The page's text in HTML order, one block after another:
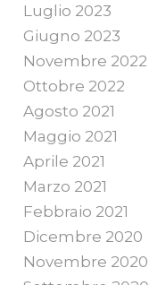
Luglio 2023
Giugno 2023
Novembre 2022
Ottobre 2022
Agosto 2021
Maggio 2021
Aprile 2021
Marzo 2021
Febbraio 2021
Dicembre 2020
Novembre 2020